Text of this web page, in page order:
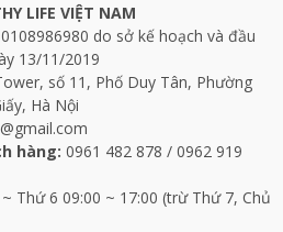
LIFE VIỆT NAM
do sở kế hoạch và đầu
13/11/2019
số 11, Phố Duy Tân, Phường
Hà Nội
hàng: 0961 482 878 / 0962 919
Thứ 6 09:00 ~ 17:00 (trừ Thứ 7, Chủ